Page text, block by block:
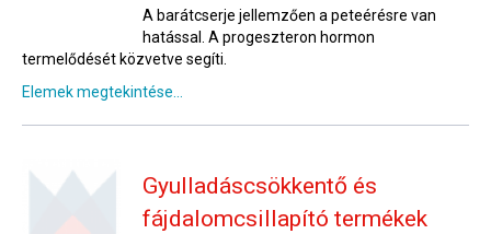
A barátcserje jellemzően a peteérésre van
hatással. A progeszteron hormon
termelődését közvetve segíti.
Elemek megtekintése...
Gyulladáscsökkentő és
fájdalomcsillapító termékek